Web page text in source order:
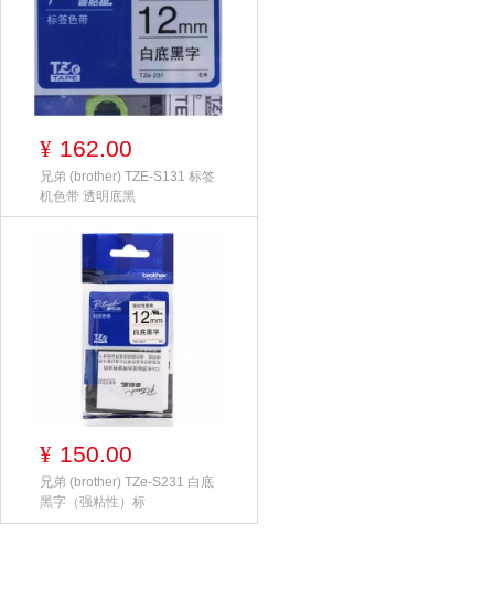
¥ 162.00
兄弟 (brother) TZE-S131 标签
机色带 透明底黑
¥ 150.00
兄弟 (brother) TZe-S231 白底
黑字（强粘性）标